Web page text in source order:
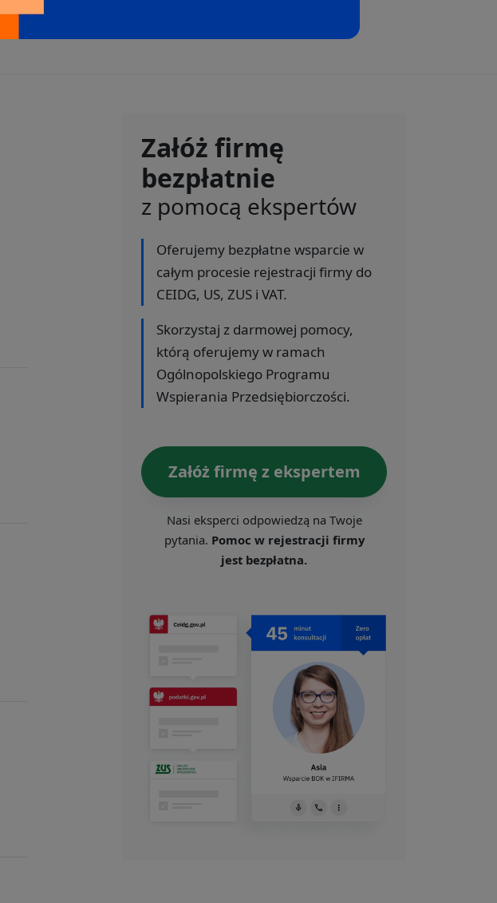
Załóż firmę
bezpłatnie
z pomocą ekspertów
Oferujemy bezpłatne wsparcie w
całym procesie rejestracji firmy do
CEIDG, US, ZUS i VAT.
Skorzystaj z darmowej pomocy,
którą oferujemy w ramach
Ogólnopolskiego Programu
Wspierania Przedsiębiorczości.
Załóż firmę z ekspertem
Nasi eksperci odpowiedzą na Twoje
pytania. Pomoc w rejestracji firmy
jest bezpłatna.